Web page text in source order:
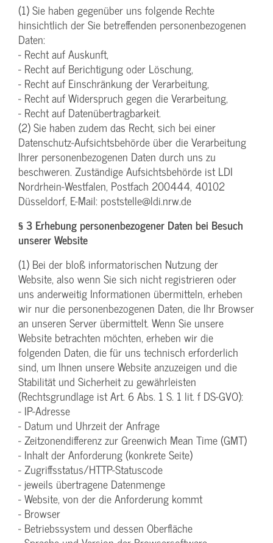
(1) Sie haben gegenüber uns folgende Rechte
hinsichtlich der Sie betreffenden personenbezogenen
Daten:
- Recht auf Auskunft,
- Recht auf Berichtigung oder Löschung,
- Recht auf Einschränkung der Verarbeitung,
- Recht auf Widerspruch gegen die Verarbeitung,
- Recht auf Datenübertragbarkeit.
(2) Sie haben zudem das Recht, sich bei einer
Datenschutz-Aufsichtsbehörde über die Verarbeitung
Ihrer personenbezogenen Daten durch uns zu
beschweren. Zuständige Aufsichtsbehörde ist LDI
Nordrhein-Westfalen, Postfach 200444, 40102
Düsseldorf, E-Mail: poststelle@ldi.nrw.de
§ 3 Erhebung personenbezogener Daten bei Besuch
unserer Website
(1) Bei der bloß informatorischen Nutzung der
Website, also wenn Sie sich nicht registrieren oder
uns anderweitig Informationen übermitteln, erheben
wir nur die personenbezogenen Daten, die Ihr Browser
an unseren Server übermittelt. Wenn Sie unsere
Website betrachten möchten, erheben wir die
folgenden Daten, die für uns technisch erforderlich
sind, um Ihnen unsere Website anzuzeigen und die
Stabilität und Sicherheit zu gewährleisten
(Rechtsgrundlage ist Art. 6 Abs. 1 S. 1 lit. f DS-GVO):
- IP-Adresse
- Datum und Uhrzeit der Anfrage
- Zeitzonendifferenz zur Greenwich Mean Time (GMT)
- Inhalt der Anforderung (konkrete Seite)
- Zugriffsstatus/HTTP-Statuscode
- jeweils übertragene Datenmenge
- Website, von der die Anforderung kommt
- Browser
- Betriebssystem und dessen Oberfläche